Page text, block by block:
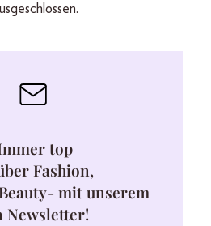
top
Fashion,
mit unserem
Newsletter!